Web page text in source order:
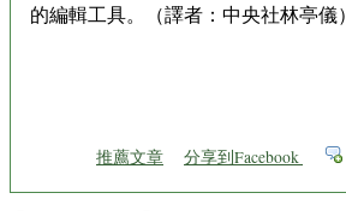
的編輯工具。（譯者：中央社林亭儀）
推薦文章 分享到Facebook